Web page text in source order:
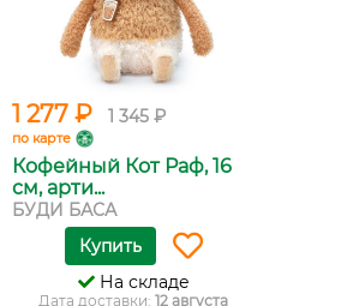
1 277 ₽ 1 345 ₽
по карте
Кофейный Кот Раф, 16
см, арти...
БУДИ БАСА
Купить
На складе
Дата доставки: 12 августа